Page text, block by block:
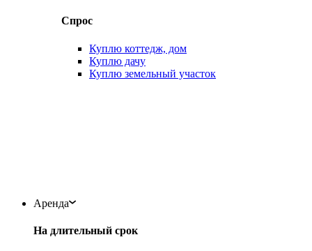
Спрос
Куплю коттедж, дом
Куплю дачу
Куплю земельный участок
Аренда
На длительный срок